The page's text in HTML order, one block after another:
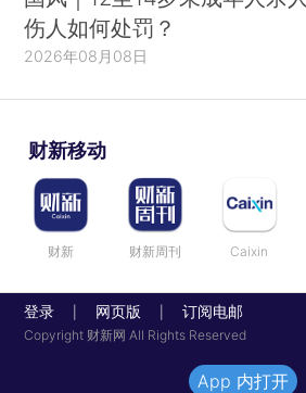
伤人如何处罚？
2026年08月08日
财新移动
财新 财新周刊 Caixin
登录 网页版 订阅电邮
Copyright 财新网 All Rights Reserved
App 内打开